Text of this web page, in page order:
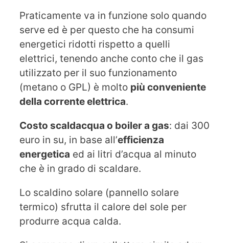
Praticamente va in funzione solo quando
serve ed è per questo che ha consumi
energetici ridotti rispetto a quelli
elettrici, tenendo anche conto che il gas
utilizzato per il suo funzionamento
(metano o GPL) è molto più conveniente
della corrente elettrica.
Costo scaldacqua o boiler a gas: dai 300
euro in su, in base all’efficienza
energetica ed ai litri d’acqua al minuto
che è in grado di scaldare.
Lo scaldino solare (pannello solare
termico) sfrutta il calore del sole per
produrre acqua calda.